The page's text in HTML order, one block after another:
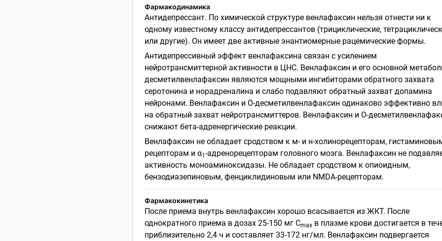
Фармакодинамика
Антидепрессант. По химической структуре венлафаксин нельзя отнести ни к
одному известному классу антидепрессантов (трициклические,
или другие). Он имеет две активные энантиомерные рацемические формы.
Антидепрессивный эффект венлафаксина связан с усилением
нейротрансмиттерной активности в ЦНС. Венлафаксин и его основной
десметилвенлафаксин являются мощными ингибиторами обратного захвата
серотонина и норадреналина и слабо подавляют обратный захват допамина
нейронами. Венлафаксин и О-десметилвенлафаксин одинаково эффективно
на обратный захват нейротрансмиттеров. Венлафаксин и О-
снижают бета-адренергические реакции.
Венлафаксин не обладает сродством к м- и н-холинорецепторам,
рецепторам и α1-адренорецепторам головного мозга. Венлафаксин не
активность моноаминоксидазы. Не обладает сродством к опиоидным,
бензодиазепиновым, фенциклидиновым или NMDA-рецепторам.
Фармакокинетика
После приема внутрь венлафаксин хорошо всасывается из ЖКТ. После
однократного приема в дозах 25-150 мг Cmax в плазме крови достигается в
приблизительно 2,4 ч и составляет 33-172 нг/мл. Венлафаксин подвергается